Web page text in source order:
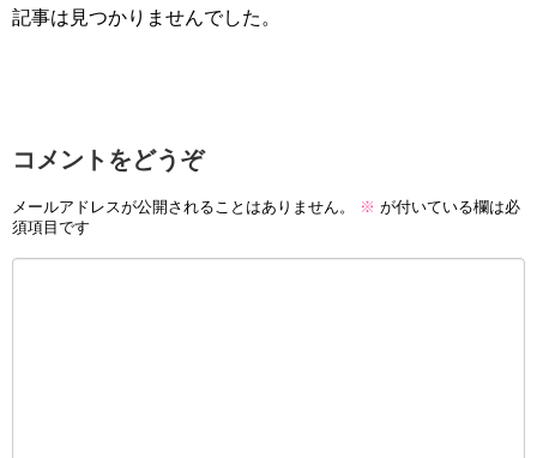
記事は見つかりませんでした。
コメントをどうぞ
メールアドレスが公開されることはありません。 ※ が付いている欄は必
須項目です